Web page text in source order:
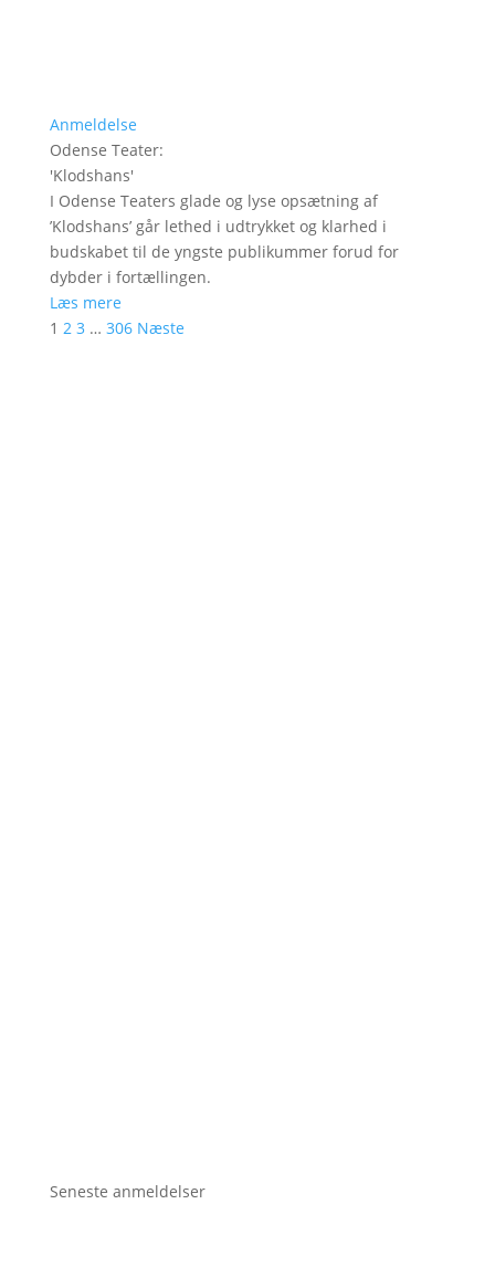
Anmeldelse
Odense Teater:
'Klodshans'
I Odense Teaters glade og lyse opsætning af
’Klodshans’ går lethed i udtrykket og klarhed i
budskabet til de yngste publikummer forud for
dybder i fortællingen.
Læs mere
1 2 3 … 306 Næste
Seneste anmeldelser